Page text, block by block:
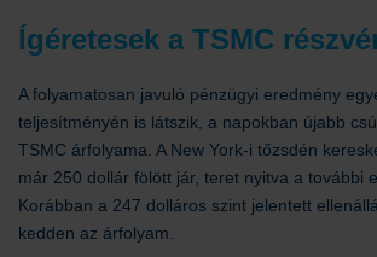
Ígéretesek a TSMC
A folyamatosan javuló pénzügyi eredmény
teljesítményén is látszik, a napokban újabb
TSMC árfolyama. A New York-i tőzsdén
már 250 dollár fölött jár, teret nyitva a további
Korábban a 247 dolláros szint jelentett
kedden az árfolyam.